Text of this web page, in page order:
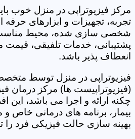
مرکز فیزیوتراپی در منزل خوب
تجربه، تجهیزات و ابزارهای حرفه
شخصی سازی شده، محیط
پشتیبانی، خدمات تلفیقی،
انعطاف پذیر باشد.
فیزیوتراپی در منزل توسط
(فیزیوتراپیست ها) مرکز درمان
چکنه ارائه و اجرا می باشد، این
بیمار، برنامه های درمانی خاص و
بهینه سازی حالت فیزیکی فرد را